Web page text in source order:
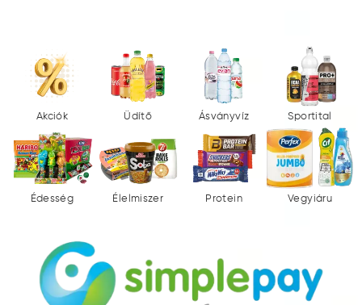
Akciók Üdítő Ásványvíz Sportital
Édesség Élelmiszer Protein Vegyiáru